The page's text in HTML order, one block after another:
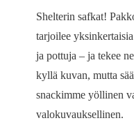
Shelterin safkat!
tarjoilee
ja pottuja – ja tekee
kyllä kuvan, mutta
snackimme yöllinen
valokuvauksellinen.